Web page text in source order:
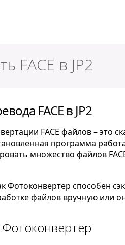
FACE в JP2
FACE в JP2
FACE файлов – это
программа
множество файлов
Фотоконвертер способен
файлов вручную или
Фотоконвертер